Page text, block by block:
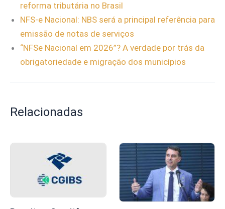
reforma tributária no Brasil
NFS-e Nacional: NBS será a principal referência para
emissão de notas de serviços
“NFSe Nacional em 2026”? A verdade por trás da
obrigatoriedade e migração dos municípios
Relacionadas